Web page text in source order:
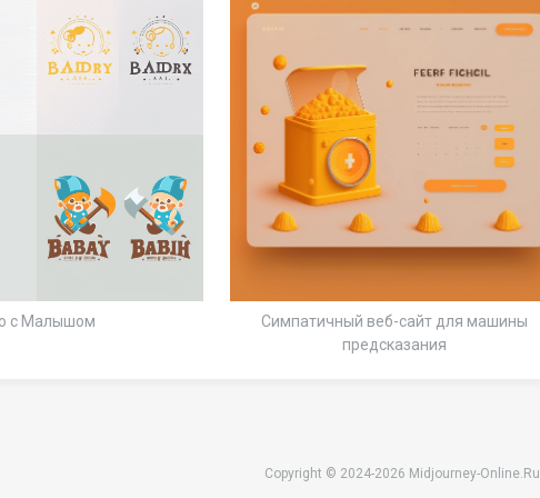
с Малышом
Симпатичный веб-сайт для машины
предсказания
Copyright © 2024-2026 Midjourney-Online.Ru